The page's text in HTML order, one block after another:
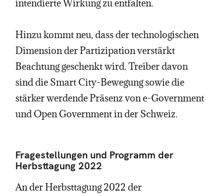
intendierte Wirkung zu entfalten.
Hinzu kommt neu, dass der technologischen
Dimension der Partizipation verstärkt
Beachtung geschenkt wird. Treiber davon
sind die Smart City-Bewegung sowie die
stärker werdende Präsenz von e-Government
und Open Government in der Schweiz.
Fragestellungen und Programm der
Herbsttagung 2022
An der Herbsttagung 2022 der